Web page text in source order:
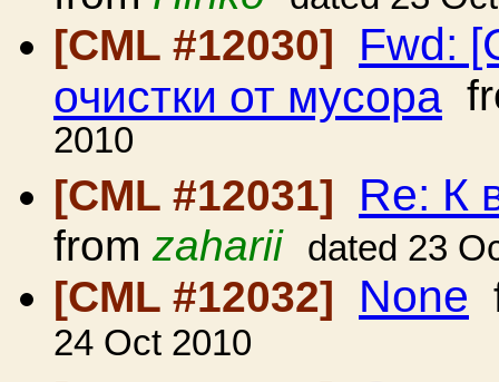
[CML #12030] Fwd:
очистки от мусора
2010
[CML #12031]
Re: К
from zaharii dated 23
[CML #12032] None
24 Oct 2010